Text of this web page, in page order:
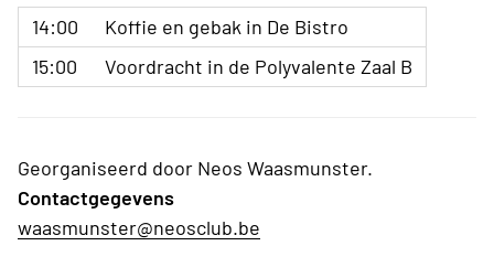
14:00
Koffie en gebak in De Bistro
15:00
Voordracht in de Polyvalente Zaal B
Georganiseerd door Neos Waasmunster.
Contactgegevens
waasmunster@neosclub.be